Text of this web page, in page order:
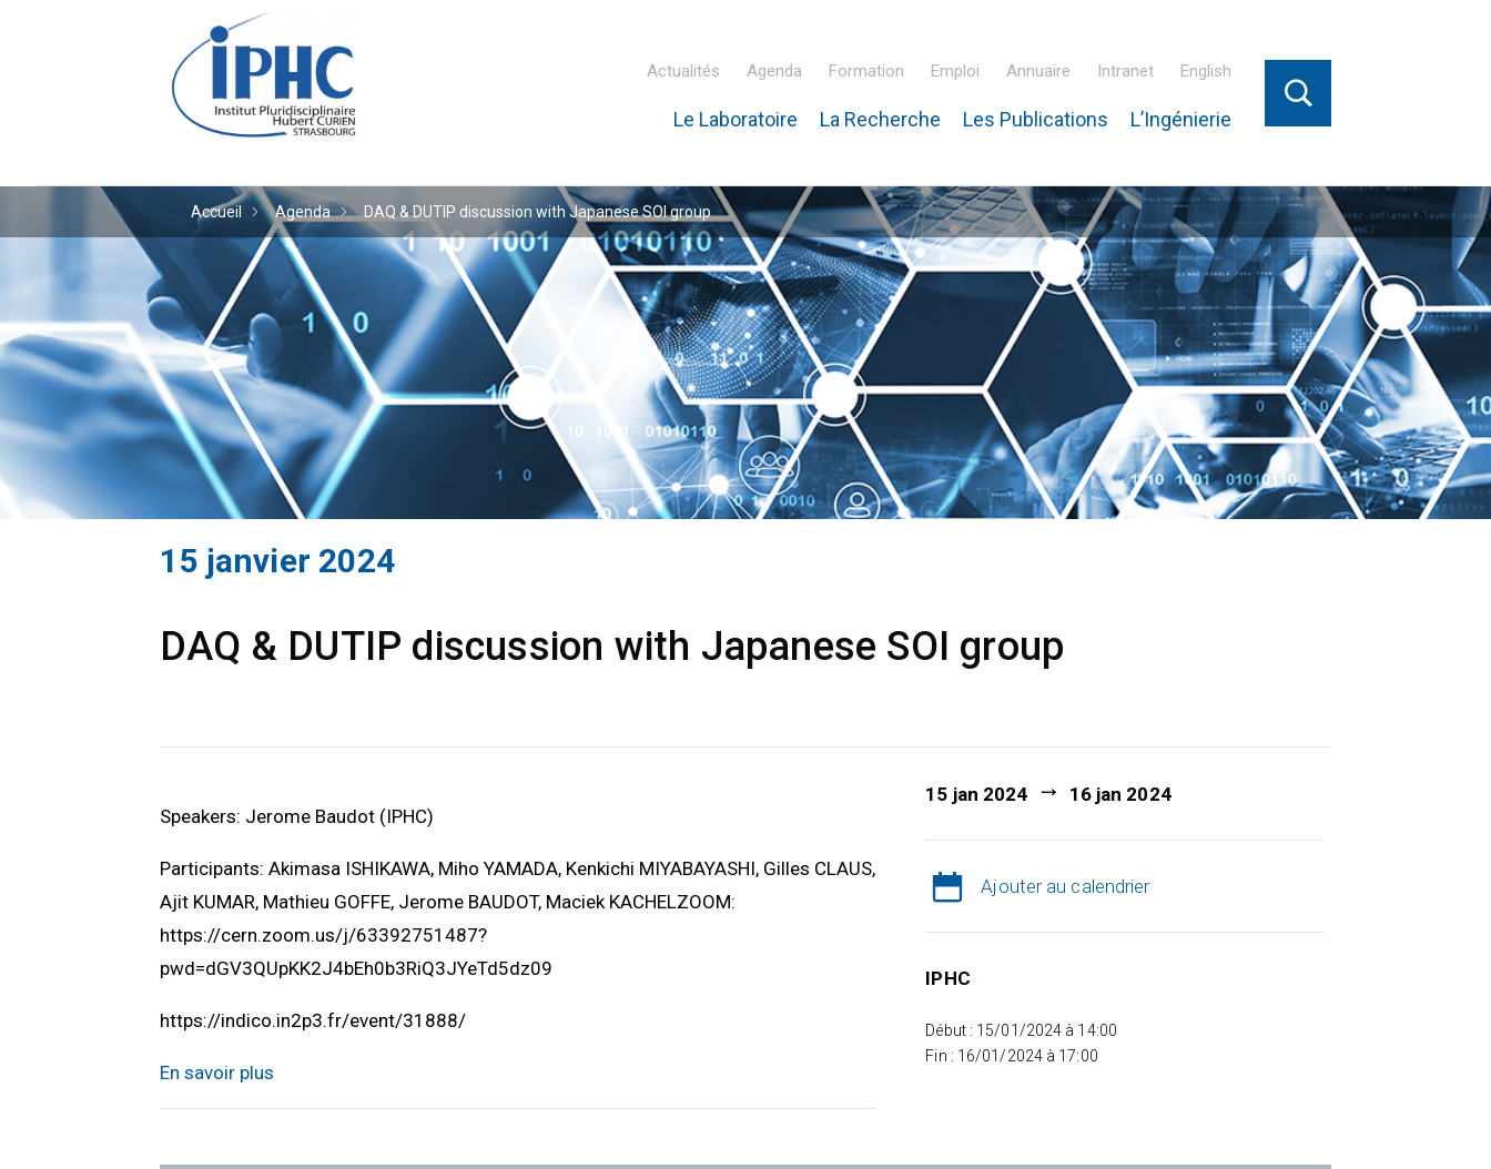
Institut pluridisciplinaire Hubert Curien – IPHC
Actualités Agenda Formation Emploi Annuaire Intranet English
Le Laboratoire La Recherche Les Publications L’Ingénierie
Accueil Agenda DAQ & DUTIP discussion with Japanese SOI group
15 janvier 2024
DAQ & DUTIP discussion with Japanese SOI group
Speakers: Jerome Baudot (IPHC)
Participants: Akimasa ISHIKAWA, Miho YAMADA, Kenkichi MIYABAYASHI, Gilles CLAUS,
Ajit KUMAR, Mathieu GOFFE, Jerome BAUDOT, Maciek KACHELZOOM:
https://cern.zoom.us/j/63392751487?
pwd=dGV3QUpKK2J4bEh0b3RiQ3JYeTd5dz09
https://indico.in2p3.fr/event/31888/
En savoir plus
15 jan 2024 16 jan 2024
Ajouter au calendrier
IPHC
Début : 15/01/2024 à 14:00
Fin : 16/01/2024 à 17:00